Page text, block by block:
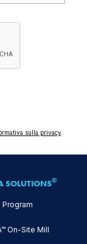
sulla privacy.
SOLUTIONS®
Program
On-Site Mill